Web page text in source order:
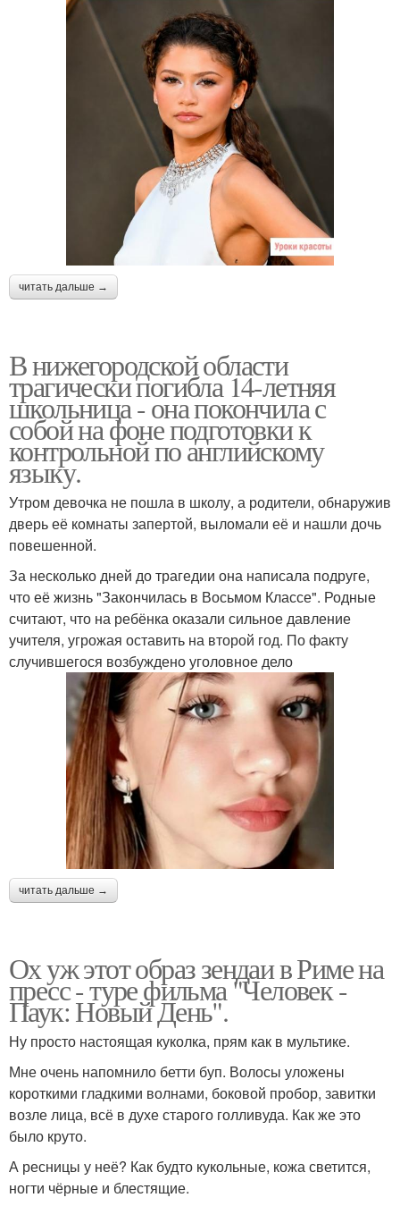
читать дальше →
В нижегородской области
трагически погибла 14-летняя
школьница - она покончила с
собой на фоне подготовки к
контрольной по английскому
языку.
Утром девочка не пошла в школу, а родители, обнаружив
дверь её комнаты запертой, выломали её и нашли дочь
повешенной.
За несколько дней до трагедии она написала подруге,
что её жизнь "Закончилась в Восьмом Классе". Родные
считают, что на ребёнка оказали сильное давление
учителя, угрожая оставить на второй год. По факту
случившегося возбуждено уголовное дело
читать дальше →
Ох уж этот образ зендаи в Риме на
пресс - туре фильма "Человек -
Паук: Новый День".
Ну просто настоящая куколка, прям как в мультике.
Мне очень напомнило бетти буп. Волосы уложены
короткими гладкими волнами, боковой пробор, завитки
возле лица, всё в духе старого голливуда. Как же это
было круто.
А ресницы у неё? Как будто кукольные, кожа светится,
ногти чёрные и блестящие.